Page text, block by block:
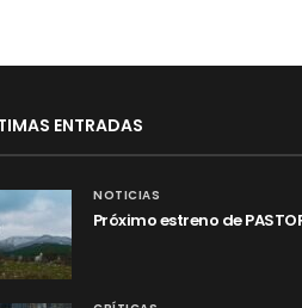
ENTRADAS
NOTICIAS
Próximo estreno de